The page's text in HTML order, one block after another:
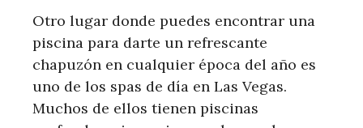
Otro lugar donde puedes encontrar una
piscina para darte un refrescante
chapuzón en cualquier época del año es
uno de los spas de día en Las Vegas.
Muchos de ellos tienen piscinas